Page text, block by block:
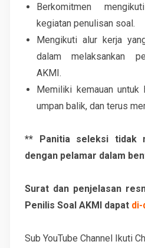
Berkomitmen
kegiatan penulisan soal.
Mengikuti alur kerja
dalam melaksankan
AKMI.
Memiliki kemauan untuk
umpan balik, dan terus
** Panitia seleksi tidak
dengan pelamar dalam
Surat dan penjelasan
Penilis Soal AKMI dapat di-
Sub YouTube Channel Ikuti